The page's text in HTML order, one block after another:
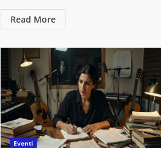
Read More
Eventi